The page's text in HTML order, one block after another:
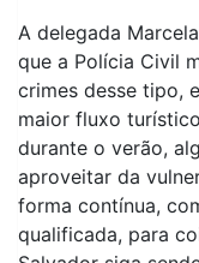
A delegada
que a Polícia Civil
crimes desse tipo,
maior fluxo
durante o verão,
aproveitar da
forma contínua,
qualificada, para